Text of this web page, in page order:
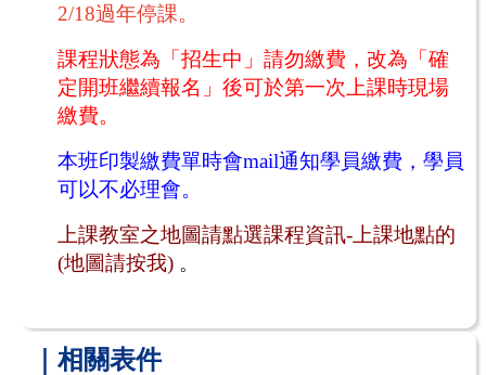
2/18過年停課。
課程狀態為「招生中」請勿繳費，改為「確
定開班繼續報名」後可於第一次上課時現場
繳費。
本班印製繳費單時會mail通知學員繳費，學員
可以不必理會。
上課教室之地圖請點選課程資訊- 上課地點的
(地圖請按我) 。
｜相關表件